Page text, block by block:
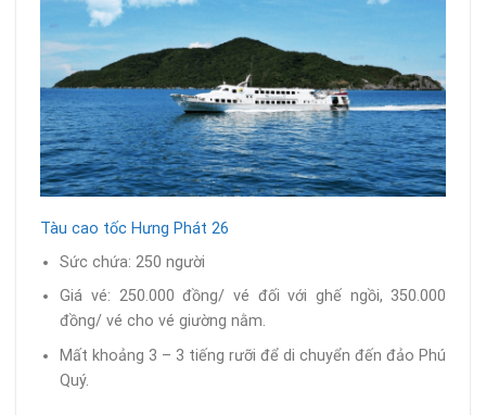
Tàu cao tốc Hưng Phát 26
Sức chứa: 250 người
Giá vé: 250.000 đồng/ vé đối với ghế ngồi, 350.000
đồng/ vé cho vé giường nằm.
Mất khoảng 3 – 3 tiếng rưỡi để di chuyển đến đảo Phú
Quý.